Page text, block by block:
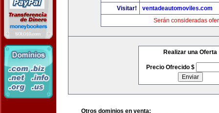
Visitar!
ventadeautomoviles.com
Serán consideradas
Realizar una Oferta
Precio Ofrecido $
Otros dominios en venta: